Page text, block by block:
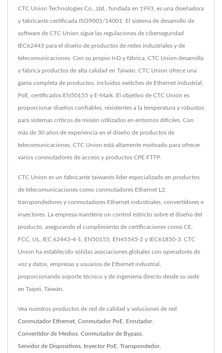
CTC Union Technologies Co., Ltd., fundada en 1993, es una diseñadora
y fabricante certificada ISO9001/14001. El sistema de desarrollo de
software de CTC Union sigue las regulaciones de ciberseguridad
IEC62443 para el diseño de productos de redes industriales y de
telecomunicaciones. Con su propio I+D y fábrica, CTC Union desarrolla
y fabrica productos de alta calidad en Taiwán. CTC Union ofrece una
gama completa de productos, incluidos switches de Ethernet industrial,
PoE, certificados EN50155 y E-Mark. El objetivo de CTC Union es
proporcionar diseños confiables, resistentes a la temperatura y robustos
para sistemas críticos de misión utilizados en entornos difíciles. Con
más de 30 años de experiencia en el diseño de productos de
telecomunicaciones, CTC Union está altamente motivado para ofrecer
varios conmutadores de acceso y productos CPE FTTP.
CTC Union es un fabricante taiwanés líder especializado en productos
de telecomunicaciones como conmutadores Ethernet L2,
transpondedores y conmutadores Ethernet industriales, convertidores e
inyectores. La empresa mantiene un control estricto sobre el diseño del
producto, asegurando el cumplimiento de certificaciones como CE,
FCC, UL, IEC 62443-4-1, EN50155, EN45545-2 y IEC61850-3. CTC
Union ha establecido sólidas asociaciones globales con operadores de
voz y datos, empresas y usuarios de Ethernet industrial,
proporcionando soporte técnico y de ingeniería directo desde su sede
en Taipéi, Taiwán.
Vea nuestros productos de red de calidad y soluciones de red
Conmutador Ethernet Conmutador PoE Enrutador,
Convertidor de Medios Conmutador de Bypass
Servidor de Dispositivos Inyector PoE Transpondedor,